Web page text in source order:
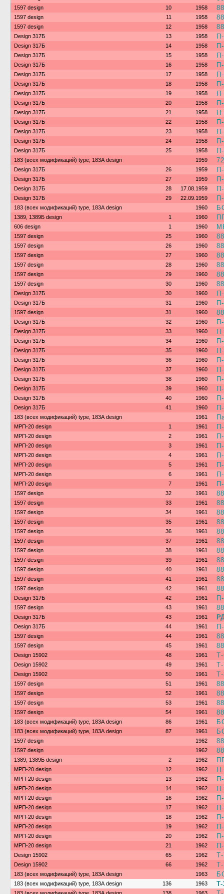
1597 design 10 1958
1597 design 11 1958
1597 design 12 1958
Design 317Б 13 1958
Design 317Б 14 1958
Design 317Б 15 1958
Design 317Б 16 1958
Design 317Б 17 1958
Design 317Б 18 1958
Design 317Б 19 1958
Design 317Б 20 1958
Design 317Б 21 1958
Design 317Б 22 1958
Design 317Б 23 1958
Design 317Б 24 1958
Design 317Б 25 1958
183 (всех модификаций) type, 183А design 1959
Design 317Б 26 1959
Design 317Б 27 1959
Design 317Б 28 17.08.1959
Design 317Б 29 22.09.1959
183 (всех модификаций) type, 183А design 1960
1389, 1389Б design 1 1960
606 design 1 1960
1597 design 25 1960
1597 design 26 1960
1597 design 27 1960
1597 design 28 1960
1597 design 29 1960
1597 design 30 1960
Design 317Б 30 1960
Design 317Б 31 1960
1597 design 31 1960
Design 317Б 32 1960
Design 317Б 33 1960
Design 317Б 34 1960
Design 317Б 35 1960
Design 317Б 36 1960
Design 317Б 37 1960
Design 317Б 38 1960
Design 317Б 39 1960
Design 317Б 40 1960
Design 317Б 41 1960
183 (всех модификаций) type, 183А design 1961
МРП-20 design 1 1961
МРП-20 design 2 1961
МРП-20 design 3 1961
МРП-20 design 4 1961
МРП-20 design 5 1961
МРП-20 design 6 1961
МРП-20 design 7 1961
1597 design 32 1961
1597 design 33 1961
1597 design 34 1961
1597 design 35 1961
1597 design 36 1961
1597 design 37 1961
1597 design 38 1961
1597 design 39 1961
1597 design 40 1961
1597 design 41 1961
1597 design 42 1961
Design 317Б 42 1961
1597 design 43 1961
Design 317Б 43 1961
Design 317Б 44 1961
1597 design 44 1961
1597 design 45 1961
Design 15902 48 1961
Design 15902 49 1961
Design 15902 50 1961
1597 design 51 1961
1597 design 52 1961
1597 design 53 1961
1597 design 54 1961
183 (всех модификаций) type, 183А design 86 1961
183 (всех модификаций) type, 183А design 87 1961
1597 design 1962
1597 design 1962
1389, 1389Б design 2 1962
МРП-20 design 12 1962
МРП-20 design 13 1962
МРП-20 design 14 1962
МРП-20 design 16 1962
МРП-20 design 17 1962
МРП-20 design 18 1962
МРП-20 design 19 1962
МРП-20 design 20 1962
МРП-20 design 21 1962
Design 15902 65 1962
Design 15902 66 1962
183 (всех модификаций) type, 183А design 1963
183 (всех модификаций) type, 183А design 136 1963 Т-